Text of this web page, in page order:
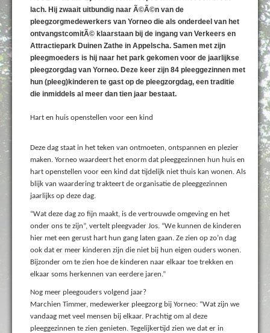
lach. Hij zwaait uitbundig naar Ã©Ã©n van de
pleegzorgmedewerkers van Yorneo die als onderdeel van het
ontvangstcomitÃ© klaarstaan bij de ingang van Verkeers en
Attractiepark Duinen Zathe in Appelscha. Samen met zijn
pleegmoeders is hij naar het park gekomen voor de jaarlijkse
pleegzorgdag van Yorneo. Deze keer zijn 84 pleeggezinnen met
hun (pleeg)kinderen te gast op de pleegzorgdag, een traditie
die inmiddels al meer dan tien jaar bestaat.
Hart en huis openstellen voor een kind
Deze dag staat in het teken van ontmoeten, ontspannen en plezier
maken. Yorneo waardeert het enorm dat pleeggezinnen hun huis en
hart openstellen voor een kind dat tijdelijk niet thuis kan wonen. Als
blijk van waardering trakteert de organisatie de pleeggezinnen
jaarlijks op deze dag.
“Wat deze dag zo fijn maakt, is de vertrouwde omgeving en het
onder ons te zijn”, vertelt pleegvader Jos. “We kunnen de kinderen
hier met een gerust hart hun gang laten gaan. Ze zien op zo’n dag
ook dat er meer kinderen zijn die niet bij hun eigen ouders wonen.
Bijzonder om te zien hoe de kinderen naar elkaar toe trekken en
elkaar soms herkennen van eerdere jaren.”
Nog meer pleegouders volgend jaar?
Marchien Timmer, medewerker pleegzorg bij Yorneo: “Wat zijn we
vandaag met veel mensen bij elkaar. Prachtig om al deze
pleeggezinnen te zien genieten. Tegelijkertijd zien we dat er in